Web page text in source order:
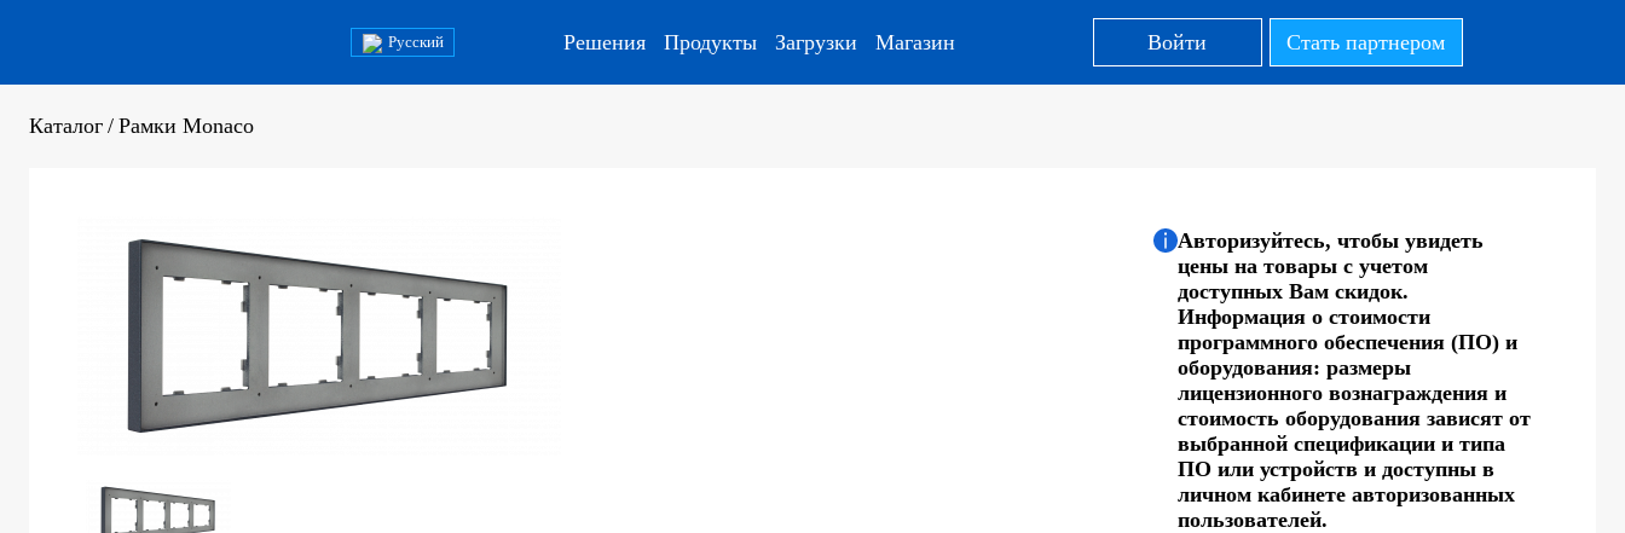
Русский Решения Продукты Загрузки Магазин Войти Стать партнером
Каталог / Рамки Monaco
Авторизуйтесь, чтобы увидеть
цены на товары с учетом
доступных Вам скидок.
Информация о стоимости
программного обеспечения (ПО) и
оборудования: размеры
лицензионного вознаграждения и
стоимость оборудования зависят от
выбранной спецификации и типа
ПО или устройств и доступны в
личном кабинете авторизованных
пользователей.